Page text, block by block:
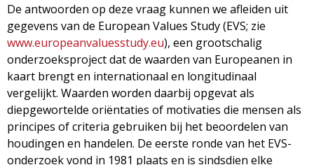
De antwoorden op deze vraag kunnen we afleiden uit
gegevens van de European Values Study (EVS; zie
www.europeanvaluesstudy.eu), een grootschalig
onderzoeksproject dat de waarden van Europeanen in
kaart brengt en internationaal en longitudinaal
vergelijkt. Waarden worden daarbij opgevat als
diepgewortelde oriëntaties of motivaties die mensen als
principes of criteria gebruiken bij het beoordelen van
houdingen en handelen. De eerste ronde van het EVS-
onderzoek vond in 1981 plaats en is sindsdien elke